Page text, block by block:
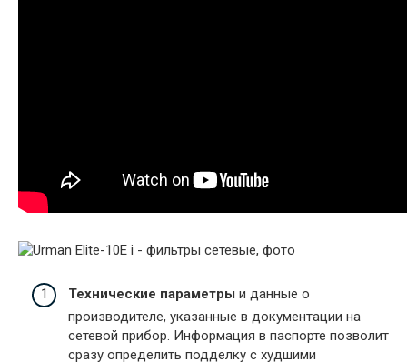
Технические параметры и данные о
производителе, указанные в документации на
сетевой прибор. Информация в паспорте позволит
сразу определить подделку с худшими